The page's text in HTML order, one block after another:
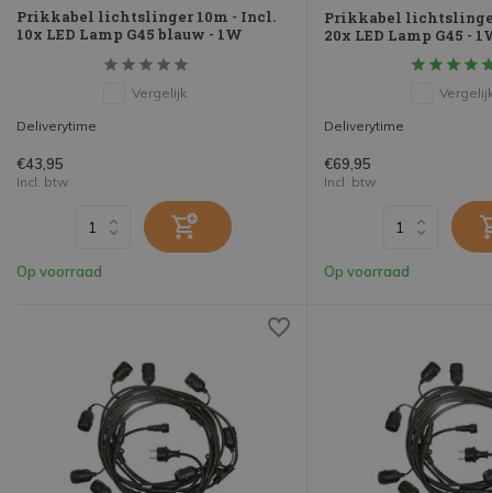
Prikkabel lichtslinger 10m - Incl.
10x LED Lamp G45 blauw - 1W
Vergelijk
Deliverytime
€43,95
Incl. btw
Op voorraad
Prikkabel
20x LED Lamp G45 -
Deliverytime
€69,95
Incl. btw
Op voorraad